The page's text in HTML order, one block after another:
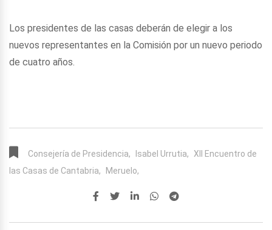
Los presidentes de las casas deberán de elegir a los
nuevos representantes en la Comisión por un nuevo periodo
de cuatro años.
Consejería de Presidencia, Isabel Urrutia,
XII Encuentro de
las Casas de Cantabria,
Meruelo,